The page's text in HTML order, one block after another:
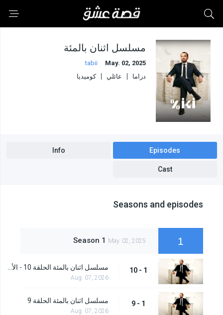
مسلسل اثنان بالمئة
May. 02, 2025
tabii
دراما
عائلي كوميديا
Episodes
Info
Cast
Seasons and episodes
1
Season 1 May. 02, 2025
1 - 10 مسلسل اثنان بالمئة الحلقة 10 - الأخيرة
Aug. 07, 2026
1 - 9 مسلسل اثنان بالمئة الحلقة 9
Aug. 07, 2026